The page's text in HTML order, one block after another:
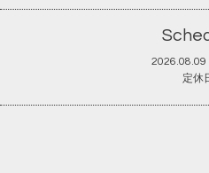
2026.08.09
定休